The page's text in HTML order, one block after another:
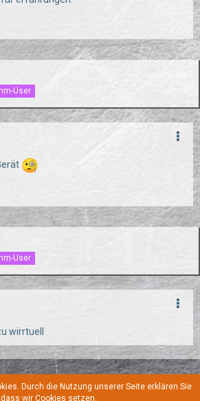
User
User
wirrtuell
Kontakt
Durch die Nutzung unserer Seite erklären Sie
wir Cookies setzen.